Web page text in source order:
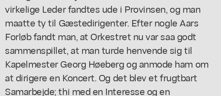
virkelige Leder fandtes ude i Provinsen, og man
maatte ty til Gæstedirigenter. Efter nogle Aars
Forløb fandt man, at Orkestret nu var saa godt
sammenspillet, at man turde henvende sig til
Kapelmester Georg Høeberg og anmode ham om
at dirigere en Koncert. Og det blev et frugtbart
Samarbejde; thi med en Interesse og en